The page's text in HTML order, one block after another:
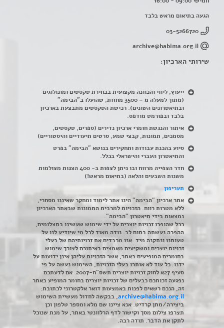
הגעה בתיאום מראש בלבד
03-5266720
archive@habima.org.il
שירותי הארכיון:
ייעוץ, ליווי והכוונה מקצועית בבחירת טקסטים ומונולוגים
(מתוך למעלה מ – 3500 מחזות, שהועלו ב"הבימה"
ובתיאטרונים השונים). רכישת הטקסטים מתבצעת בארכיון
בלבד ובפורמט מודפס.
איתור והנגשת חומרי ארכיון נדירים (ספרים, טקסטים,
מסמכים, תמונות, קבצי שמע, סרטים תיעודיים והיסטוריים)
סיוע בהכנת עבודות ותחקירים בנושא "הבימה" בפרט
והתיאטרון העברי והישראלי בכלל.
חדר הצפייה מרווח ובו ניתן לצפות ב- 400 הצגות מצולמות
משנות השבעים והלאה (בתיאום מראש!)
תעריפון
אתר ארכיון "הבימה" הינו אתר לימוד ומחקר שאיננו מסחרי,
ללא מטרות רווח. הזכויות למרבית התמונות שבאתר הארכיון
נמצאות בידי תיאטרון "הבימה".
ככל שהופרו זכויות יוצרים על ידי שימוש שעשינו בתצלומים,
ההפרה נעשתה בתום לב. נודה מאוד לכל מי שיודיע לנו על
טעותנו ונתקנה מיד. אנו מכבדים את זכויותיהם של בעלי
זכויות יוצרים ומשקיעים מאמצים באיתורם לצורך שימוש
בחומרים המופיעים באתר, אשר הזכויות עליהן אינן ידועות על
ידנו. כל עוד לא אותרו בעלי הזכויות, השימוש נעשה על פי
סעיף 27א לחוק זכויות יוצרים תשס"ח-2007. אם לדעתכם
נפגעה זכותכם כבעלים של זכויות יוצרים בחומר המופיע באתר
זה, הנכם רשאים לפנות באמצעות דואר אלקטרוני לכתובת:
archive@habima.org.il, בבקשה לחדול מעשיית השימוש
ביצירה/מתן קרדיט. אנא ציינו שם מלא ומספר טלפון וכן
תצרפו צילום מסך וקישור לדף הרלוונטי באתר, על מנת שנוכל
לתקן את הדבר. תודה רבה.